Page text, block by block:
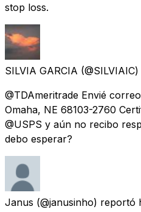
stop loss.
SILVIA GARCIA
@TDAmeritrade Envié
Omaha, NE 68103-2760
@USPS y aún no recibo
debo esperar?
Janus (@janusinho) reportó